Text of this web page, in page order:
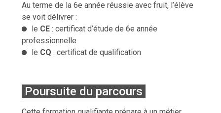
Au terme de la 6e année réussie avec fruit, l’élève
se voit délivrer :
le CE : certificat d’étude de 6e année
professionnelle
le CQ : certificat de qualification
Poursuite du parcours